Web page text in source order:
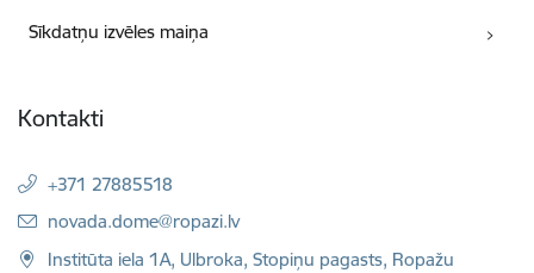
Sīkdatņu izvēles maiņa
Kontakti
+371 27885518
E-pasts:
novada.dome@ropazi.lv
Institūta iela 1A, Ulbroka, Stopiņu pagasts, Ropažu